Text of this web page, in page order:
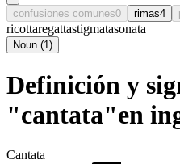
confusiones comunes0 rimas4
ricottaregattastigmatasonata
Noun (1)
Definición y
"cantata"en
Cantata